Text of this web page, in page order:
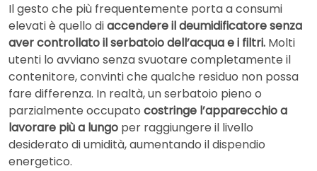
Il gesto che più frequentemente porta a consumi
elevati è quello diaccendere il deumidificatore senza
aver controllato il serbatoio dell’acqua e i filtri. Molti
utenti lo avviano senza svuotare completamente il
contenitore, convinti che qualche residuo non possa
fare differenza. In realtà, un serbatoio pieno o
parzialmente occupato costringe l’apparecchio a
lavorare più a lungo per raggiungere il livello
desiderato di umidità, aumentando il dispendio
energetico.